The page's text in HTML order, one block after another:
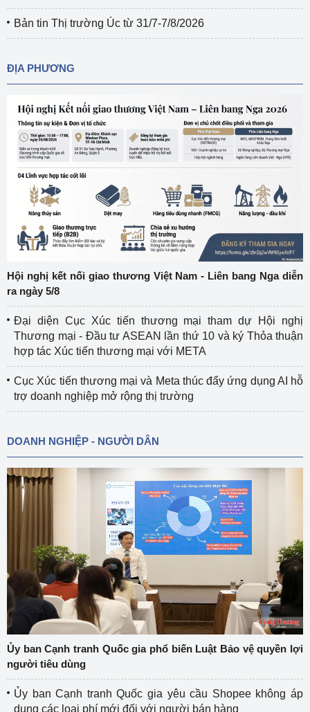
Bản tin Thị trường Úc từ 31/7-7/8/2026
ĐỊA PHƯƠNG
Hội nghị kết nối giao thương Việt Nam - Liên bang Nga diễn
ra ngày 5/8
Đại diện Cục Xúc tiến thương mại tham dự Hội nghị
Thương mại - Đầu tư ASEAN lần thứ 10 và ký Thỏa thuận
hợp tác Xúc tiến thương mại với META
Cục Xúc tiến thương mại và Meta thúc đẩy ứng dụng AI hỗ
trợ doanh nghiệp mở rộng thị trường
DOANH NGHIỆP - NGƯỜI DÂN
Ủy ban Cạnh tranh Quốc gia phổ biến Luật Bảo vệ quyền lợi
người tiêu dùng
Ủy ban Cạnh tranh Quốc gia yêu cầu Shopee không áp
dụng các loại phí mới đối với người bán hàng